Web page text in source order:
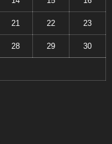
21 22 23
28 29 30